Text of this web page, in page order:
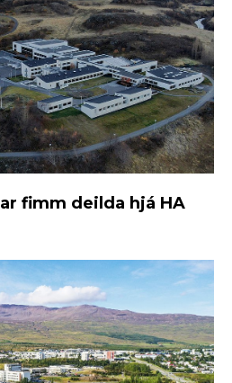
fimm deilda hjá HA